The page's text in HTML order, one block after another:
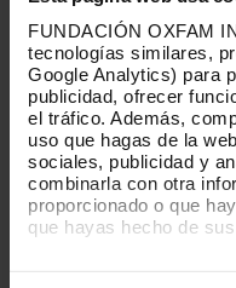
FUNDACIÓN OXFAM
tecnologías similares,
Google Analytics) para
publicidad, ofrecer
el tráfico. Además,
uso que hagas de la
sociales, publicidad y
combinarla con otra
proporcionado o que
que hayas hecho de
Tras definir un
principios de
realizamos
organizaciones
contrastar el
aprendizajes.
Desde Oxfam
fase junto a